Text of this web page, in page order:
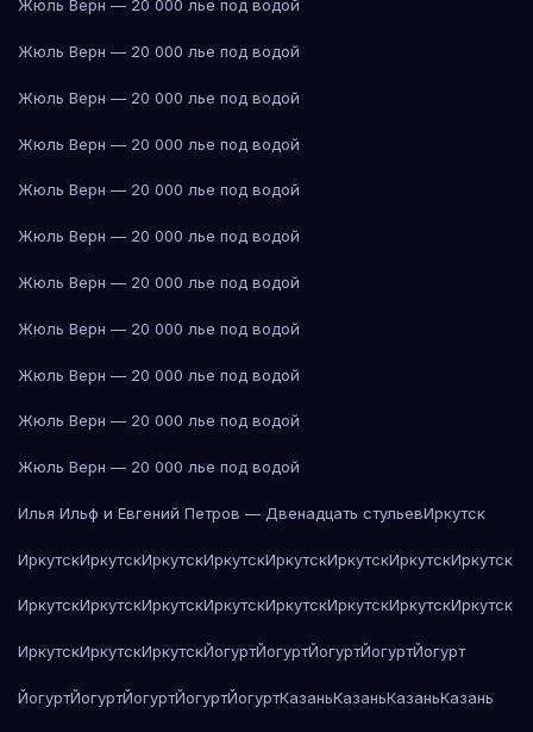
Жюль Верн — 20 000 лье под водой
Жюль Верн — 20 000 лье под водой
Жюль Верн — 20 000 лье под водой
Жюль Верн — 20 000 лье под водой
Жюль Верн — 20 000 лье под водой
Жюль Верн — 20 000 лье под водой
Жюль Верн — 20 000 лье под водой
Жюль Верн — 20 000 лье под водой
Жюль Верн — 20 000 лье под водой
Жюль Верн — 20 000 лье под водой
Жюль Верн — 20 000 лье под водой
Илья Ильф и Евгений Петров — Двенадцать стульевИркутск
ИркутскИркутскИркутскИркутскИркутскИркутскИркутскИркутск
ИркутскИркутскИркутскИркутскИркутскИркутскИркутскИркутск
ИркутскИркутскИркутскЙогуртЙогуртЙогуртЙогуртЙогурт
ЙогуртЙогуртЙогуртЙогуртЙогуртКазаньКазаньКазаньКазань